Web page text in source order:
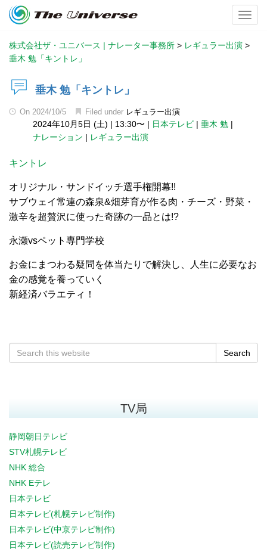
株式会社ザ・ユニバース | ナレーター事務所 > レギュラー出演 >
垂木 勉「キントレ」
垂木 勉「キントレ」
On 2024/10/5 Filed under レギュラー出演
2024年10月5日 (土) | 13:30〜 | 日本テレビ | 垂木 勉 |
ナレーション | レギュラー出演
キントレ
オリジナル・サンドイッチ選手権開幕!!
サブウェイ常連の森泉&畑芽育が作る肉・チーズ・野菜・
激辛を超贅沢に使った奇跡の一品とは!?
永瀬vsペット専門学校
お金にまつわる疑問を体当たりで解決し、人生に必要なお
金の感覚を養っていく
新経済バラエティ！
Search
TV局
静岡朝日テレビ
STV札幌テレビ
NHK 総合
NHK Eテレ
日本テレビ
日本テレビ(札幌テレビ制作)
日本テレビ(中京テレビ制作)
日本テレビ(読売テレビ制作)